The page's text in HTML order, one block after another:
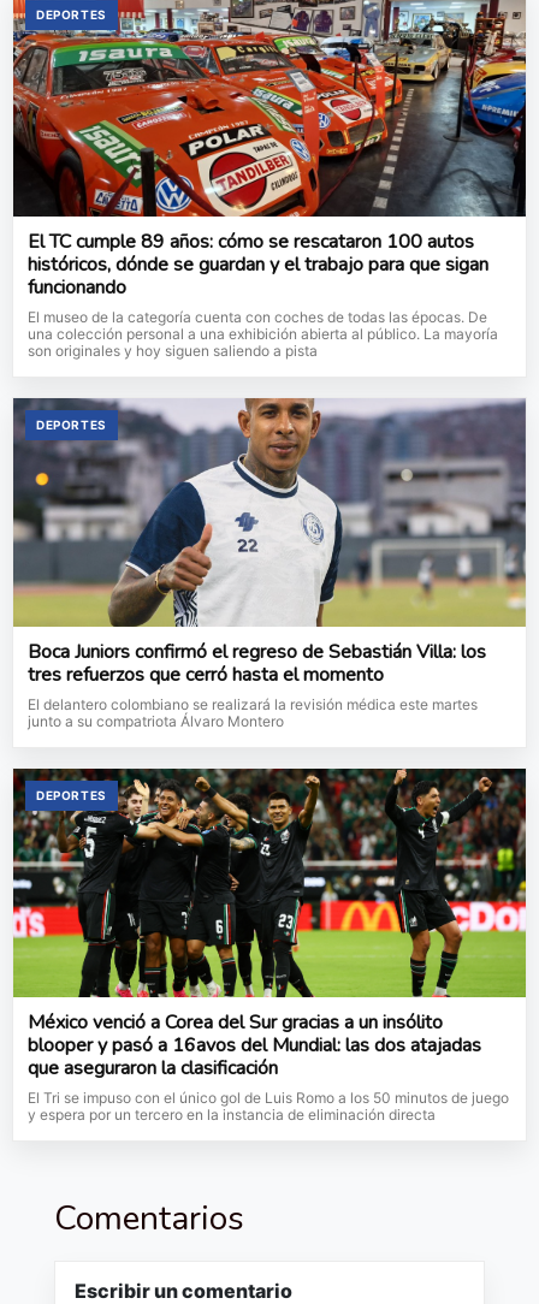
DEPORTES
El TC cumple 89 años: cómo se rescataron 100 autos
históricos, dónde se guardan y el trabajo para que sigan
funcionando
El museo de la categoría cuenta con coches de todas las épocas. De
una colección personal a una exhibición abierta al público. La mayoría
son originales y hoy siguen saliendo a pista
DEPORTES
Boca Juniors confirmó el regreso de Sebastián Villa: los
tres refuerzos que cerró hasta el momento
El delantero colombiano se realizará la revisión médica este martes
junto a su compatriota Álvaro Montero
DEPORTES
México venció a Corea del Sur gracias a un insólito
blooper y pasó a 16avos del Mundial: las dos atajadas
que aseguraron la clasificación
El Tri se impuso con el único gol de Luis Romo a los 50 minutos de juego
y espera por un tercero en la instancia de eliminación directa
Comentarios
Escribir un comentario